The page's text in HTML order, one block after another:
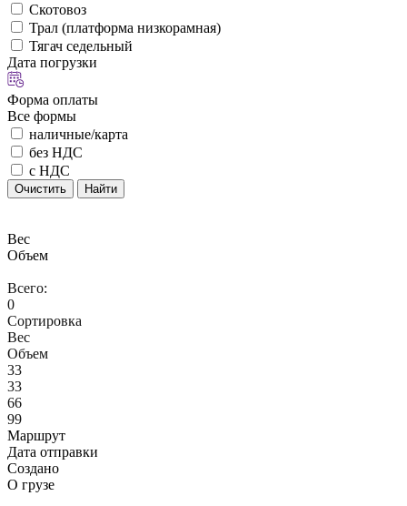
Скотовоз
Трал (платформа низкорамная)
Тягач седельный
Дата погрузки
Форма оплаты
Все формы
наличные/карта
без НДС
с НДС
Очистить Найти
Вес
Объем
Всего:
0
Сортировка
Вес
Объем
33
33
66
99
Маршрут
Дата отправки
Создано
О грузе